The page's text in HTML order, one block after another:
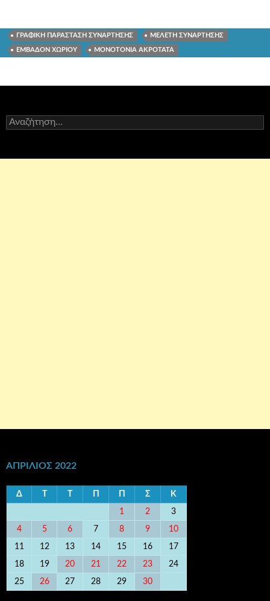
ΓΡΑΦΙΚΗ ΠΑΡΑΣΤΑΣΗ ΣΥΝΑΡΤΗΣΗΣ ΜΕΛΕΤΗ ΣΥΝΑΡΤΗΣΗΣ
ΕΜΒΑΔΟΝ ΧΩΡΙΟΥ ΜΟΝΟΤΟΝΙΑ ΑΚΡΟΤΑΤΑ
Αναζήτηση
για:
ΑΠΡΊΛΙΟΣ 2022
Δ Σ Κ
1 2 3
4 5 6 7 8 9 10
11 12 13 14 15 16 17
18 19 20 21 22 23 24
25 26 27 28 29 30